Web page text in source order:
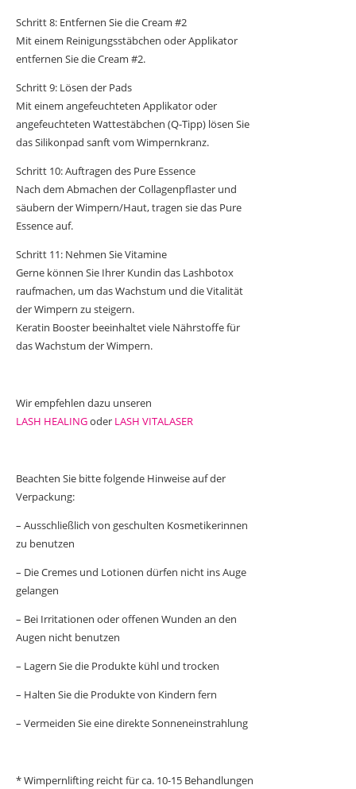
Schritt 8: Entfernen Sie die Cream #2
Mit einem Reinigungsstäbchen oder Applikator
entfernen Sie die Cream #2.
Schritt 9: Lösen der Pads
Mit einem angefeuchteten Applikator oder
angefeuchteten Wattestäbchen (Q-Tipp) lösen Sie
das Silikonpad sanft vom Wimpernkranz.
Schritt 10: Auftragen des Pure Essence
Nach dem Abmachen der Collagenpflaster und
säubern der Wimpern/Haut, tragen sie das Pure
Essence auf.
Schritt 11: Nehmen Sie Vitamine
Gerne können Sie Ihrer Kundin das Lashbotox
raufmachen, um das Wachstum und die Vitalität
der Wimpern zu steigern.
Keratin Booster beeinhaltet viele Nährstoffe für
das Wachstum der Wimpern.
Wir empfehlen dazu unseren
LASH HEALINGoder LASH VITALASER
Beachten Sie bitte folgende Hinweise auf der
Verpackung:
– Ausschließlich von geschulten Kosmetikerinnen
zu benutzen
– Die Cremes und Lotionen dürfen nicht ins Auge
gelangen
– Bei Irritationen oder offenen Wunden an den
Augen nicht benutzen
– Lagern Sie die Produkte kühl und trocken
– Halten Sie die Produkte von Kindern fern
– Vermeiden Sie eine direkte Sonneneinstrahlung
* Wimpernlifting reicht für ca. 10-15 Behandlungen